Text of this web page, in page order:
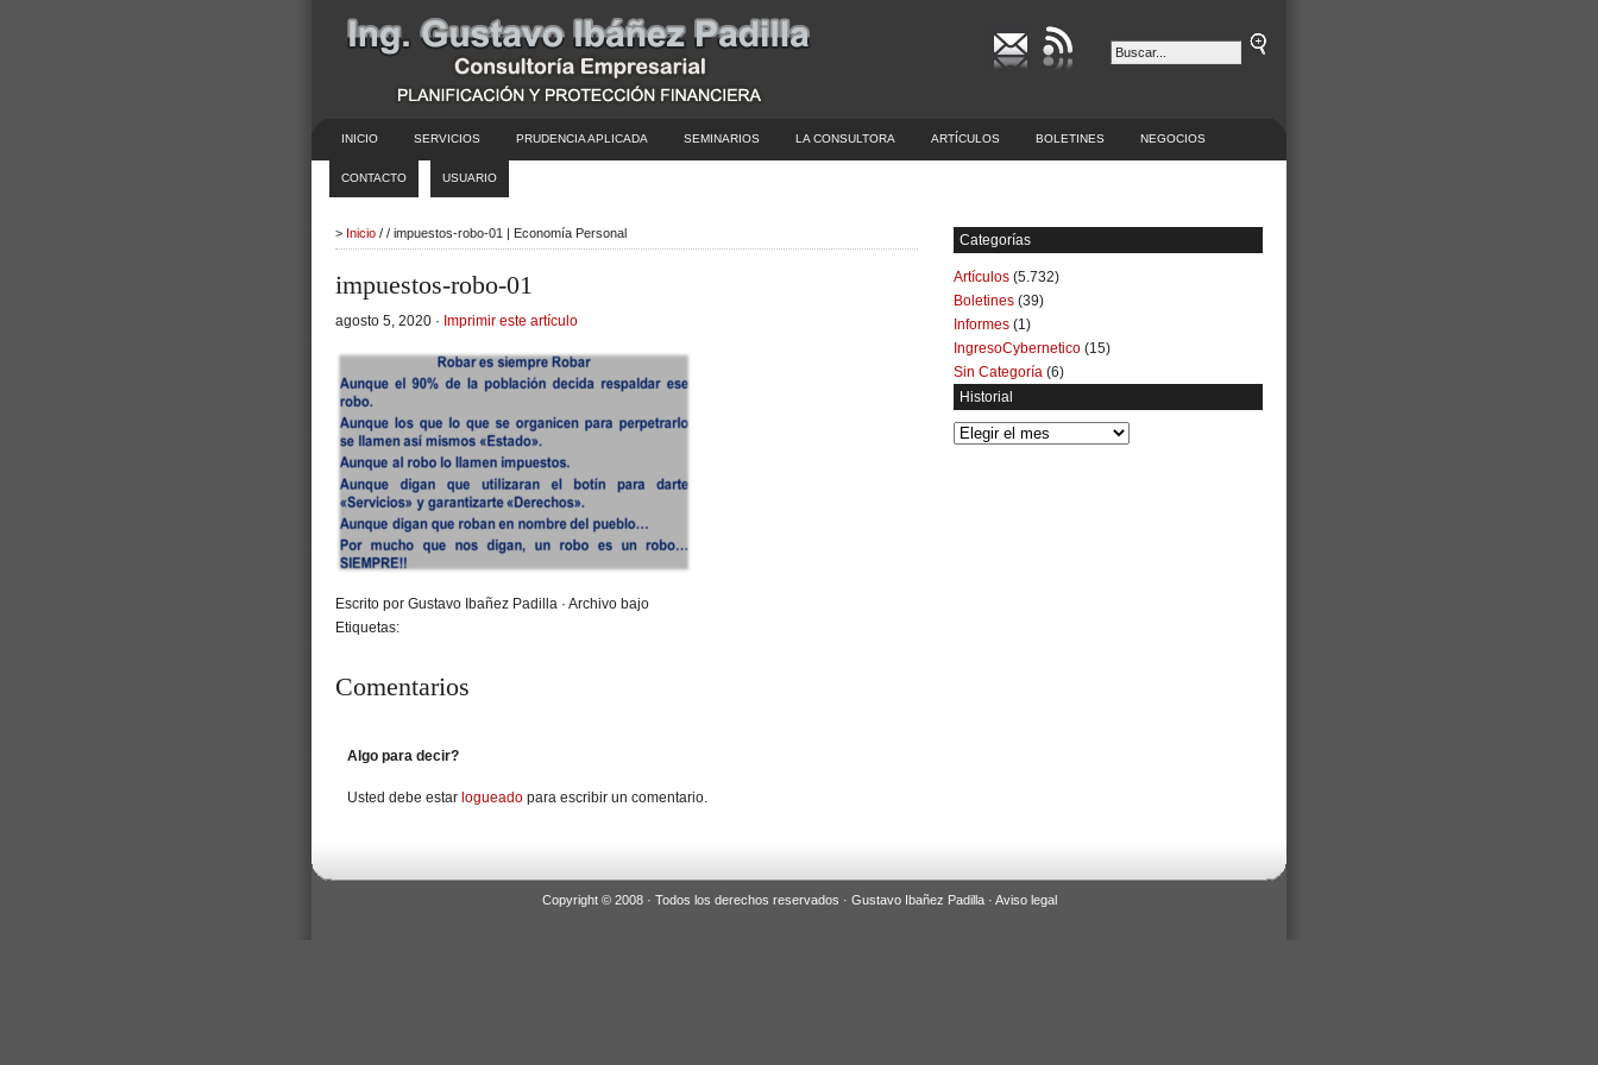
INICIO SERVICIOS PRUDENCIA APLICADA SEMINARIOS LA CONSULTORA ARTÍCULOS BOLETINES NEGOCIOS
CONTACTO USUARIO
> Inicio / / impuestos-robo-01 | Economía Personal
impuestos-robo-01
agosto 5, 2020 · Imprimir este artículo
Escrito por Gustavo Ibañez Padilla · Archivo bajo
Etiquetas:
Comentarios
Algo para decir?
Usted debe estar logueado para escribir un comentario.
Categorías
Artículos (5.732)
Boletines (39)
Informes (1)
IngresoCybernetico (15)
Sin Categoría (6)
Historial
Historial
Copyright © 2008 · Todos los derechos reservados · Gustavo Ibañez Padilla · Aviso legal